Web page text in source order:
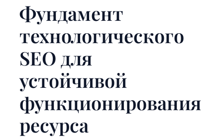
Фундамент
технологического
SEO для
устойчивой
функционирования
ресурса